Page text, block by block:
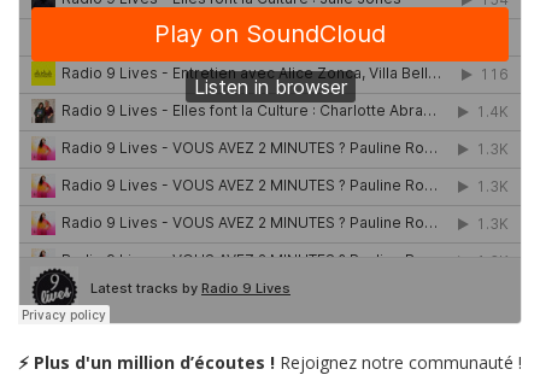
⚡ Plus d'un million d’écoutes ! Rejoignez notre communauté !